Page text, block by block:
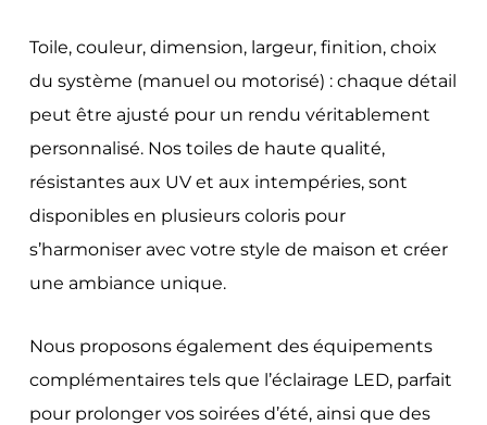
Toile, couleur, dimension, largeur, finition, choix
du système (manuel ou motorisé) : chaque détail
peut être ajusté pour un rendu véritablement
personnalisé. Nos toiles de haute qualité,
résistantes aux UV et aux intempéries, sont
disponibles en plusieurs coloris pour
s’harmoniser avec votre style de maison et créer
une ambiance unique.
Nous proposons également des équipements
complémentaires tels que l’éclairage LED, parfait
pour prolonger vos soirées d’été, ainsi que des